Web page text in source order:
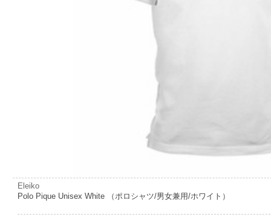
Eleiko
Polo Pique Unisex White （ポロシャツ/男女兼用/ホワイト）